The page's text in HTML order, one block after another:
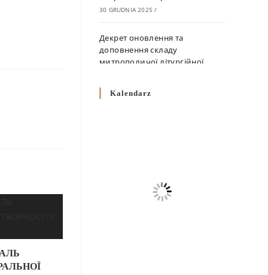
30 GRUDNIA 2025 /
Декрет оновлення та
доповнення складу
митрополичої літургійної
10 GRUDNIA 2025
Декрет про відзначення
Великодня і всіх рухомих
Kalendarz